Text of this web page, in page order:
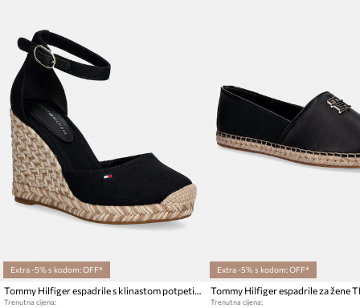
Extra -5% s kodom: OFF*
Tommy Hilfiger espadrile s klinastom potpeticom za žene FLAG HIGH WEDGE ESPAD CLOSED TOE
Trenutna cijena:
Extra -5% s kodom: OFF*
Trenutna cijena: